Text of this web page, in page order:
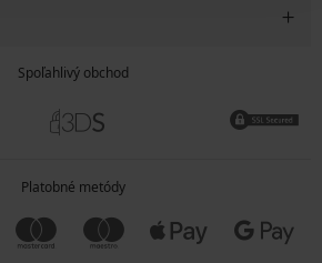
Spoľahlivý obchod
Platobné metódy